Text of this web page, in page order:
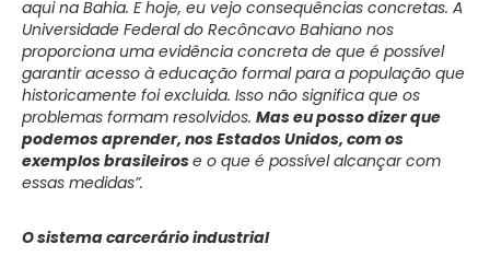
aqui na Bahia. E hoje, eu vejo consequências concretas. A
Universidade Federal do Recôncavo Bahiano nos
proporciona uma evidência concreta de que é possível
garantir acesso à educação formal para a população que
historicamente foi excluida. Isso não significa que os
problemas formam resolvidos. Mas eu posso dizer que
podemos aprender, nos Estados Unidos, com os
exemplos brasileirose o que é possível alcançar com
essas medidas”.
O sistema carcerário industrial